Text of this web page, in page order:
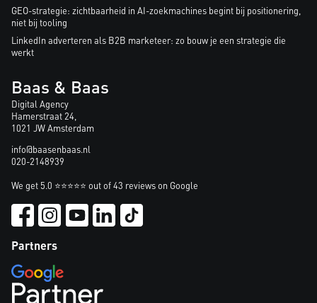
GEO-strategie: zichtbaarheid in AI-zoekmachines begint bij positionering,
niet bij tooling
LinkedIn adverteren als B2B marketeer: zo bouw je een strategie die
werkt
Baas & Baas
Digital Agency
Hamerstraat 24,
1021 JW Amsterdam
info@baasenbaas.nl
020-2148939
We get 5.0 ⭐⭐⭐⭐⭐ out of 43 reviews on Google
Partners